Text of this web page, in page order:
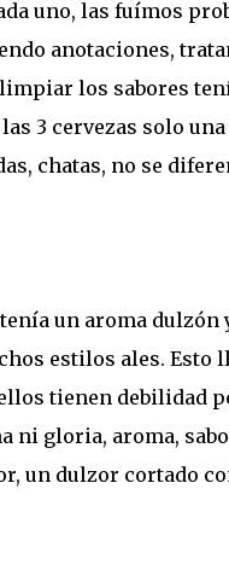
uno, las fuímos
anotaciones,
los sabores
3 cervezas solo
chatas, no se
un aroma dulzón
estilos ales. Esto
tienen debilidad
ni gloria, aroma,
un dulzor cortado